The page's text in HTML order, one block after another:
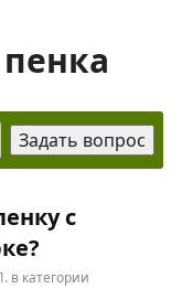
с
в категории